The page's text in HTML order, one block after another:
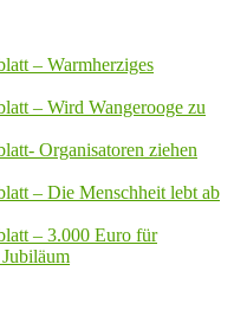
– Warmherziges
– Wird Wangerooge zu
Organisatoren ziehen
– Die Menschheit lebt ab
– 3.000 Euro für